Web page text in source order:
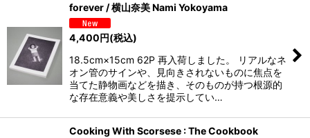
forever / 横山奈美 Nami Yokoyama
4,400円(税込)
18.5cm×15cm 62P 再入荷しました。 リアルなネ
オン管のサインや、見向きされないものに焦点を
当てた静物画などを描き、そのものが持つ根源的
な存在意義や美しさを提示してい…
Cooking With Scorsese : The Cookbook